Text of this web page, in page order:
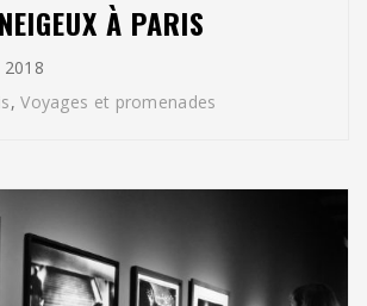
À PARIS
,Voyages et promenades